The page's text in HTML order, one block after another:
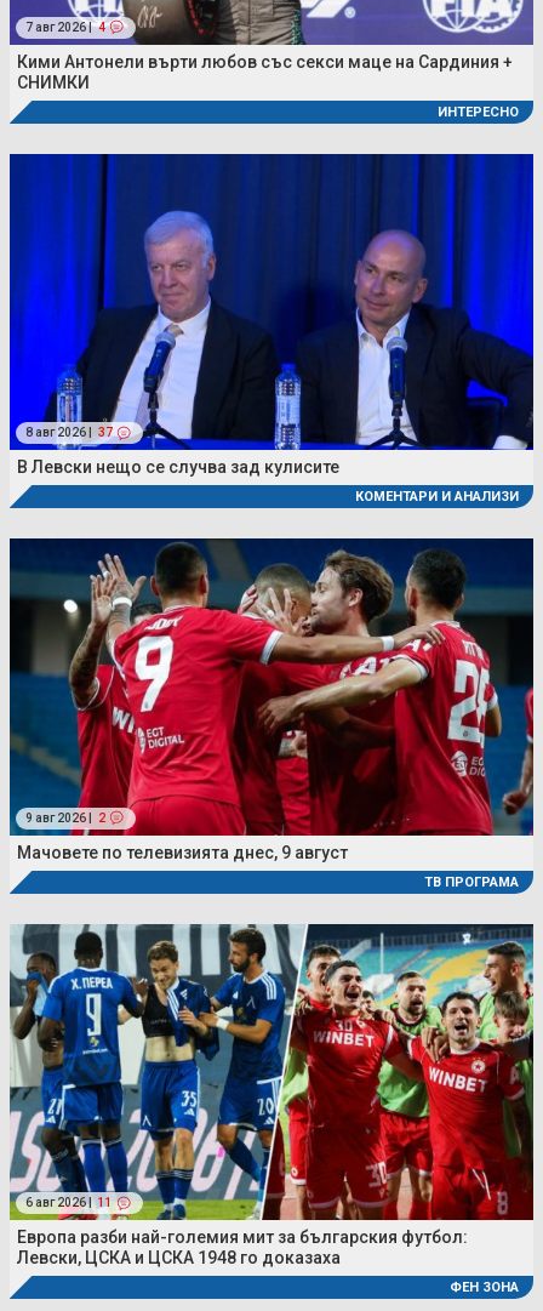
7 авг 2026 | 4
Кими Антонели върти любов със секси маце на Сардиния +
СНИМКИ
ИНТЕРЕСНО
8 авг 2026 | 37
В Левски нещо се случва зад кулисите
КОМЕНТАРИ И АНАЛИЗИ
9 авг 2026 | 2
Мачовете по телевизията днес, 9 август
ТВ ПРОГРАМА
6 авг 2026 | 11
Европа разби най-големия мит за българския футбол:
Левски, ЦСКА и ЦСКА 1948 го доказаха
ФЕН ЗОНА